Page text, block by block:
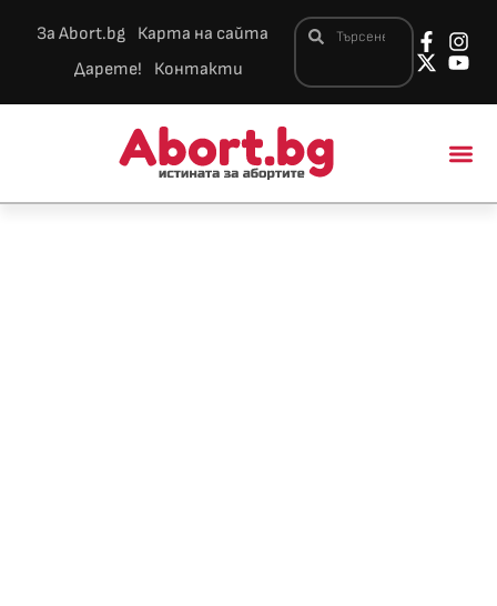
За Abort.bg
Карта на сайта
Дарете!
Контакти